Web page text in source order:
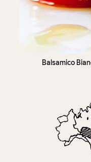
Balsamico